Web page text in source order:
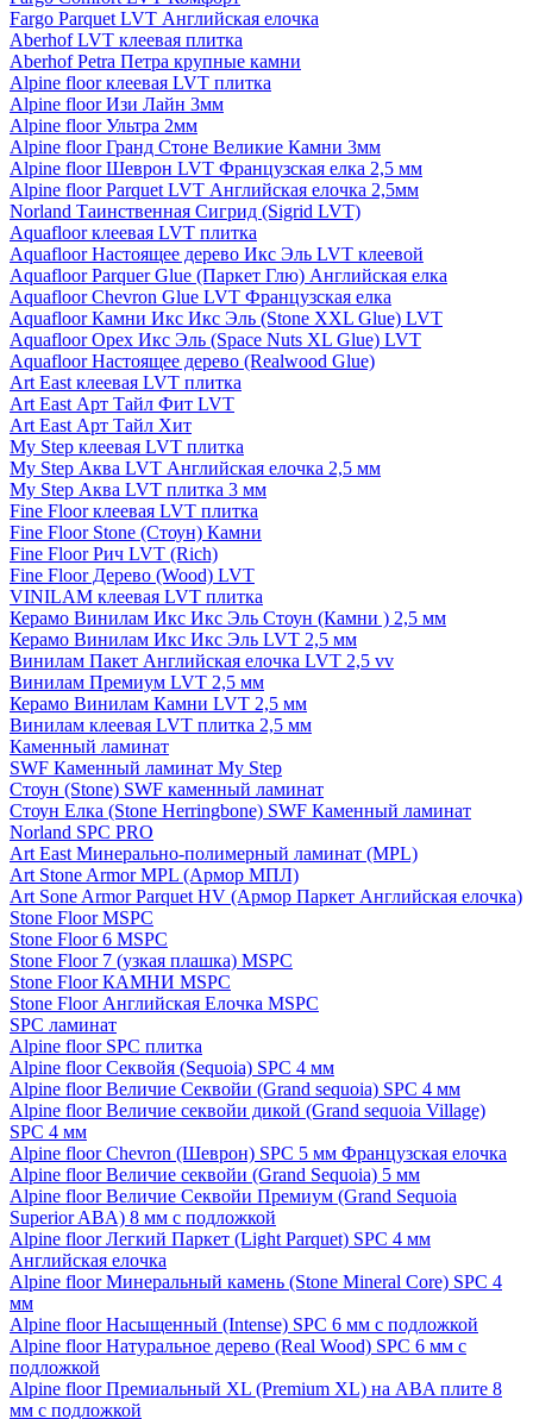
Fargo Parquet LVT Английская елочка
Aberhof LVT клеевая плитка
Aberhof Petra Петра крупные камни
Alpine floor клеевая LVT плитка
Alpine floor Изи Лайн 3мм
Alpine floor Ультра 2мм
Alpine floor Гранд Стоне Великие Камни 3мм
Alpine floor Шеврон LVT Французская елка 2,5 мм
Alpine floor Parquet LVT Английская елочка 2,5мм
Norland Таинственная Сигрид (Sigrid LVT)
Aquafloor клеевая LVT плитка
Aquafloor Настоящее дерево Икс Эль LVT клеевой
Aquafloor Parquer Glue (Паркет Глю) Английская елка
Aquafloor Chevron Glue LVT Французская елка
Aquafloor Камни Икс Икс Эль (Stone XXL Glue) LVT
Aquafloor Орех Икс Эль (Space Nuts XL Glue) LVT
Aquafloor Настоящее дерево (Realwood Glue)
Art East клеевая LVT плитка
Art East Арт Тайл Фит LVT
Art East Арт Тайл Хит
My Step клеевая LVT плитка
My Step Аква LVT Английская елочка 2,5 мм
My Step Аква LVT плитка 3 мм
Fine Floor клеевая LVT плитка
Fine Floor Stone (Стоун) Камни
Fine Floor Рич LVT (Rich)
Fine Floor Дерево (Wood) LVT
VINILAM клеевая LVT плитка
Керамо Винилам Икс Икс Эль Стоун (Камни ) 2,5 мм
Керамо Винилам Икс Икс Эль LVT 2,5 мм
Винилам Пакет Английская елочка LVT 2,5 vv
Винилам Премиум LVT 2,5 мм
Керамо Винилам Камни LVT 2,5 мм
Винилам клеевая LVT плитка 2,5 мм
Каменный ламинат
SWF Каменный ламинат My Step
Стоун (Stone) SWF каменный ламинат
Стоун Елка (Stone Herringbone) SWF Каменный ламинат
Norland SPC PRO
Art East Минерально-полимерный ламинат (MPL)
Art Stone Armor MPL (Армор МПЛ)
Art Sone Armor Parquet HV (Армор Паркет Английская елочка)
Stone Floor MSPC
Stone Floor 6 MSPC
Stone Floor 7 (узкая плашка) MSPC
Stone Floor КАМНИ MSPC
Stone Floor Английская Елочка MSPC
SPC ламинат
Alpine floor SPC плитка
Alpine floor Секвойя (Sequoia) SPC 4 мм
Alpine floor Величие Секвойи (Grand sequoia) SPC 4 мм
Alpine floor Величие секвойи дикой (Grand sequoia Village)
SPC 4 мм
Alpine floor Chevron (Шеврон) SPC 5 мм Французская елочка
Alpine floor Величие секвойи (Grand Sequoia) 5 мм
Alpine floor Величие Секвойи Премиум (Grand Sequoia
Superior ABA) 8 мм с подложкой
Alpine floor Легкий Паркет (Light Parquet) SPC 4 мм
Английская елочка
Alpine floor Минеральный камень (Stone Mineral Core) SPC 4
мм
Alpine floor Насыщенный (Intense) SPC 6 мм с подложкой
Alpine floor Натуральное дерево (Real Wood) SPC 6 мм с
подложкой
Alpine floor Премиальный XL (Premium XL) на ABA плите 8
мм с подложкой